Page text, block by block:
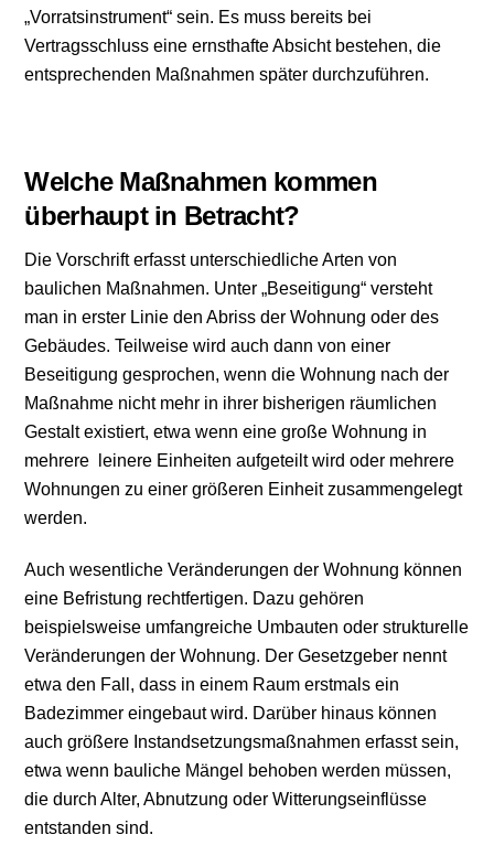
„Vorratsinstrument“ sein. Es muss bereits bei
Vertragsschluss eine ernsthafte Absicht bestehen, die
entsprechenden Maßnahmen später durchzuführen.
Welche Maßnahmen kommen
überhaupt in Betracht?
Die Vorschrift erfasst unterschiedliche Arten von
baulichen Maßnahmen. Unter „Beseitigung“ versteht
man in erster Linie den Abriss der Wohnung oder des
Gebäudes. Teilweise wird auch dann von einer
Beseitigung gesprochen, wenn die Wohnung nach der
Maßnahme nicht mehr in ihrer bisherigen räumlichen
Gestalt existiert, etwa wenn eine große Wohnung in
mehrere leinere Einheiten aufgeteilt wird oder mehrere
Wohnungen zu einer größeren Einheit zusammengelegt
werden.
Auch wesentliche Veränderungen der Wohnung können
eine Befristung rechtfertigen. Dazu gehören
beispielsweise umfangreiche Umbauten oder strukturelle
Veränderungen der Wohnung. Der Gesetzgeber nennt
etwa den Fall, dass in einem Raum erstmals ein
Badezimmer eingebaut wird. Darüber hinaus können
auch größere Instandsetzungsmaßnahmen erfasst sein,
etwa wenn bauliche Mängel behoben werden müssen,
die durch Alter, Abnutzung oder Witterungseinflüsse
entstanden sind.